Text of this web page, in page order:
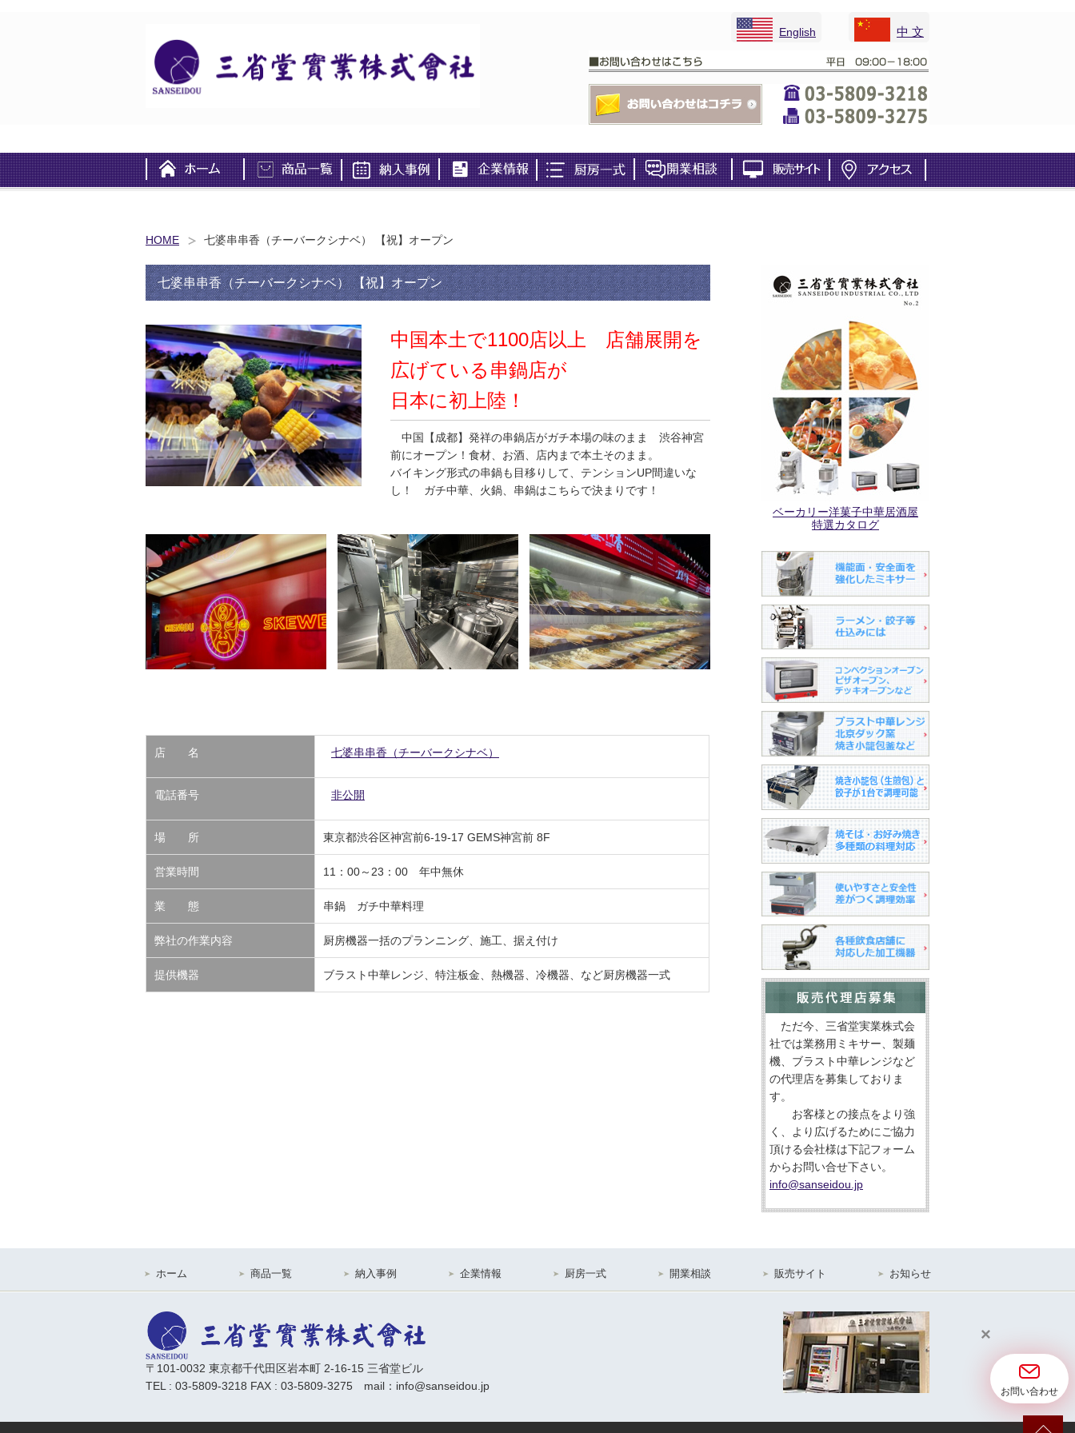
English 中 文
HOME 七婆串串香（チーバークシナベ） 【祝】オープン
七婆串串香（チーバークシナベ） 【祝】オープン
中国本土で1100店以上 店舗展開を
広げている串鍋店が
日本に初上陸！
中国【成都】発祥の串鍋店がガチ本場の味のまま 渋谷神宮
前にオープン！食材、お酒、店内まで本土そのまま。
バイキング形式の串鍋も目移りして、テンションUP間違いな
し！ ガチ中華、火鍋、串鍋はこちらで決まりです！
店 名 七婆串串香（チーバークシナベ）
電話番号 非公開
場 所 東京都渋谷区神宮前6-19-17 GEMS神宮前 8F
営業時間 11：00～23：00 年中無休
業 態 串鍋 ガチ中華料理
弊社の作業内容 厨房機器一括のプランニング、施工、据え付け
提供機器 ブラスト中華レンジ、特注板金、熱機器、冷機器、など厨房機器一式
ベーカリー洋菓子中華居酒屋
特選カタログ
ただ今、三省堂実業株式会
社では業務用ミキサー、製麺
機、ブラスト中華レンジなど
の代理店を募集しておりま
す。
お客様との接点をより強
く、より広げるためにご協力
頂ける会社様は下記フォーム
からお問い合せ下さい。
info@sanseidou.jp
ホーム 商品一覧 納入事例 企業情報 厨房一式 開業相談 販売サイト お知らせ
〒101-0032 東京都千代田区岩本町 2-16-15 三省堂ビル
TEL : 03-5809-3218 FAX : 03-5809-3275 mail：info@sanseidou.jp
×
お問い合わせ